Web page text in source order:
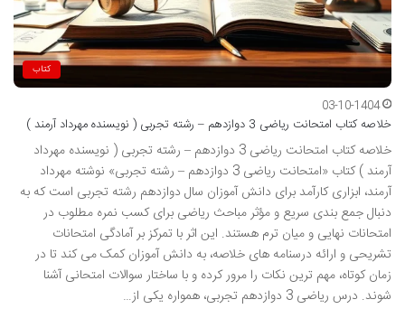
کتاب
03-10-1404
خلاصه کتاب امتحانت ریاضی 3 دوازدهم – رشته تجربی ( نویسنده مهرداد آرمند )
خلاصه کتاب امتحانت ریاضی 3 دوازدهم – رشته تجربی ( نویسنده مهرداد
آرمند ) کتاب «امتحانت ریاضی 3 دوازدهم – رشته تجربی» نوشته مهرداد
آرمند، ابزاری کارآمد برای دانش آموزان سال دوازدهم رشته تجربی است که به
دنبال جمع بندی سریع و مؤثر مباحث ریاضی برای کسب نمره مطلوب در
امتحانات نهایی و میان ترم هستند. این اثر با تمرکز بر آمادگی امتحانات
تشریحی و ارائه درسنامه های خلاصه، به دانش آموزان کمک می کند تا در
زمان کوتاه، مهم ترین نکات را مرور کرده و با ساختار سوالات امتحانی آشنا
شوند. درس ریاضی 3 دوازدهم تجربی، همواره یکی از…